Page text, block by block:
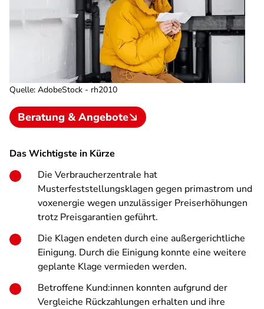
Quelle: AdobeStock - rh2010
Beratung & Angebote
Das Wichtigste in Kürze
Die Verbraucherzentrale hat
Musterfeststellungsklagen gegen primastrom und
voxenergie wegen unzulässiger Preiserhöhungen
trotz Preisgarantien geführt.
Die Klagen endeten durch eine außergerichtliche
Einigung. Durch die Einigung konnte eine weitere
geplante Klage vermieden werden.
Betroffene Kund:innen konnten aufgrund der
Vergleiche Rückzahlungen erhalten und ihre